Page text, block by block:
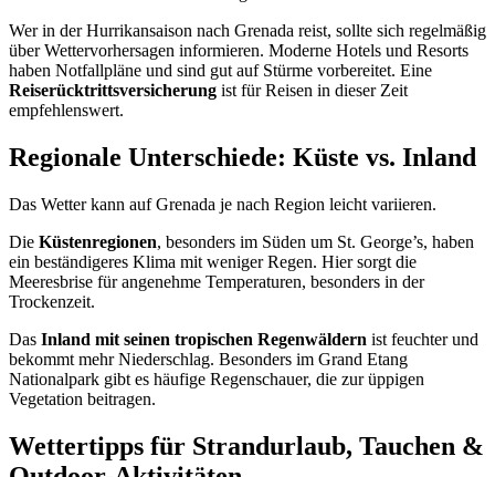
Wer in der Hurrikansaison nach Grenada reist, sollte sich regelmäßig
über Wettervorhersagen informieren. Moderne Hotels und Resorts
haben Notfallpläne und sind gut auf Stürme vorbereitet. Eine
Reiserücktrittsversicherung ist für Reisen in dieser Zeit
empfehlenswert.
Regionale Unterschiede: Küste vs. Inland
Das Wetter kann auf Grenada je nach Region leicht variieren.
Die Küstenregionen, besonders im Süden um St. George’s, haben
ein beständigeres Klima mit weniger Regen. Hier sorgt die
Meeresbrise für angenehme Temperaturen, besonders in der
Trockenzeit.
Das Inland mit seinen tropischen Regenwäldern ist feuchter und
bekommt mehr Niederschlag. Besonders im Grand Etang
Nationalpark gibt es häufige Regenschauer, die zur üppigen
Vegetation beitragen.
Wettertipps für Strandurlaub, Tauchen &